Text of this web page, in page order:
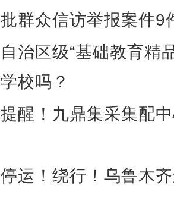
批群众信访举报案件9
自治区级“基础教育精
学校吗？
提醒！九鼎集采集配
停运！绕行！乌鲁木
侨乡故事 | 哈班拜的